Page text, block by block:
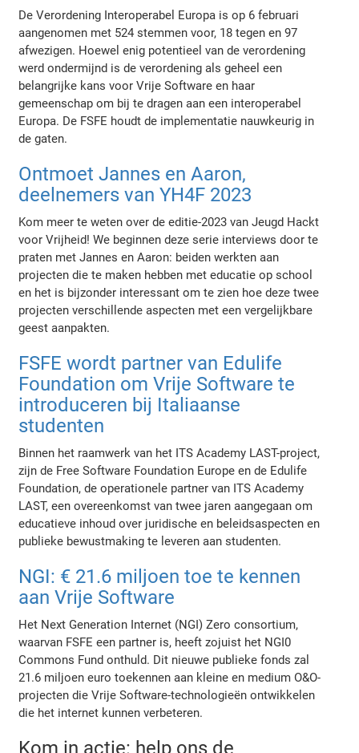
De Verordening Interoperabel Europa is op 6 februari
aangenomen met 524 stemmen voor, 18 tegen en 97
afwezigen. Hoewel enig potentieel van de verordening
werd ondermijnd is de verordening als geheel een
belangrijke kans voor Vrije Software en haar
gemeenschap om bij te dragen aan een interoperabel
Europa. De FSFE houdt de implementatie nauwkeurig in
de gaten.
Ontmoet Jannes en Aaron,
deelnemers van YH4F 2023
Kom meer te weten over de editie-2023 van Jeugd Hackt
voor Vrijheid! We beginnen deze serie interviews door te
praten met Jannes en Aaron: beiden werkten aan
projecten die te maken hebben met educatie op school
en het is bijzonder interessant om te zien hoe deze twee
projecten verschillende aspecten met een vergelijkbare
geest aanpakten.
FSFE wordt partner van Edulife
Foundation om Vrije Software te
introduceren bij Italiaanse
studenten
Binnen het raamwerk van het ITS Academy LAST-project,
zijn de Free Software Foundation Europe en de Edulife
Foundation, de operationele partner van ITS Academy
LAST, een overeenkomst van twee jaren aangegaan om
educatieve inhoud over juridische en beleidsaspecten en
publieke bewustmaking te leveren aan studenten.
NGI: € 21.6 miljoen toe te kennen
aan Vrije Software
Het Next Generation Internet (NGI) Zero consortium,
waarvan FSFE een partner is, heeft zojuist het NGI0
Commons Fund onthuld. Dit nieuwe publieke fonds zal
21.6 miljoen euro toekennen aan kleine en medium O&O-
projecten die Vrije Software-technologieën ontwikkelen
die het internet kunnen verbeteren.
Kom in actie: help ons de